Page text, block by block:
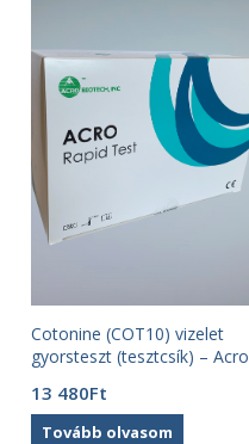
Cotonine (COT10) vizelet
gyorsteszt (tesztcsík) – Acro
13 480Ft
Tovább olvasom